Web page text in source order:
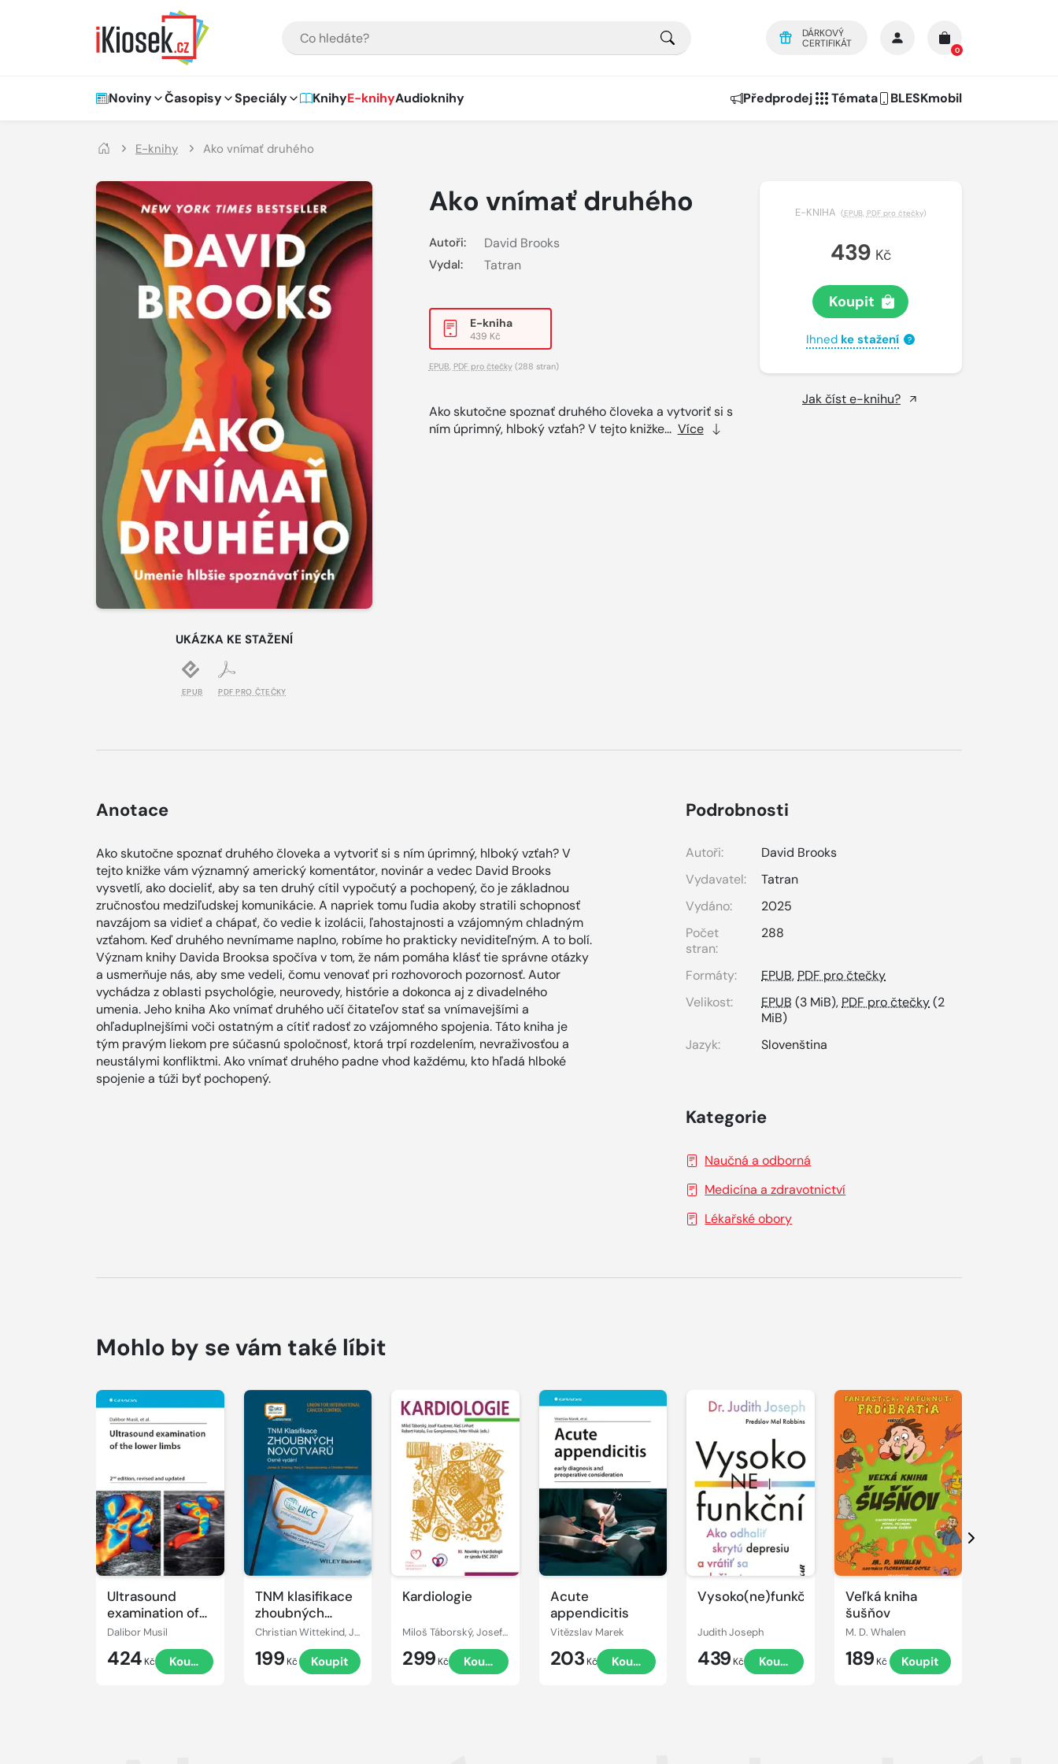
DÁRKOVÝ
CERTIFIKÁT
0
Hlavní navigace
Noviny Časopisy Speciály KnihyE-knihyAudioknihy Předprodej Témata BLESKmobil
E-knihy Ako vnímať druhého
UKÁZKA KE STAŽENÍ
EPUB PDF PRO ČTEČKY
Ako vnímať druhého
Autoři: David Brooks
Vydal: Tatran
E-kniha
439 Kč
EPUB PDF pro čtečky(288 stran)
Ako skutočne spoznať druhého človeka a vytvoriť si s
ním úprimný, hlboký vzťah? V tejto knižke... Více
E-KNIHA (EPUB, PDF pro čtečky)
439 Kč
Koupit
Ihned ke stažení ?
Jak číst e-knihu?
Anotace
Ako skutočne spoznať druhého človeka a vytvoriť si s ním úprimný, hlboký vzťah? V
tejto knižke vám významný americký komentátor, novinár a vedec David Brooks
vysvetlí, ako docieliť, aby sa ten druhý cítil vypočutý a pochopený, čo je základnou
zručnosťou medziľudskej komunikácie. A napriek tomu ľudia akoby stratili schopnosť
navzájom sa vidieť a chápať, čo vedie k izolácii, ľahostajnosti a vzájomným chladným
vzťahom. Keď druhého nevnímame naplno, robíme ho prakticky neviditeľným. A to bolí.
Význam knihy Davida Brooksa spočíva v tom, že nám pomáha klásť tie správne otázky
a usmerňuje nás, aby sme vedeli, čomu venovať pri rozhovoroch pozornosť. Autor
vychádza z oblasti psychológie, neurovedy, histórie a dokonca aj z divadelného
umenia. Jeho kniha Ako vnímať druhého učí čitateľov stať sa vnímavejšími a
ohľaduplnejšími voči ostatným a cítiť radosť zo vzájomného spojenia. Táto kniha je
tým pravým liekom pre súčasnú spoločnosť, ktorá trpí rozdelením, nevraživosťou a
neustálymi konfliktmi. Ako vnímať druhého padne vhod každému, kto hľadá hlboké
spojenie a túži byť pochopený.
Podrobnosti
Autoři:
David Brooks
Vydavatel:
Tatran
Vydáno:
2025
Počet
stran:
288
Formáty: EPUB,PDF pro čtečky
Velikost:
EPUB (3 MiB),PDF pro čtečky(2
MiB)
Jazyk:
Slovenština
Kategorie
Naučná a odborná
Medicína a zdravotnictví
Lékařské obory
Mohlo by se vám také líbit
Ultrasound
examination of
the lower limbs
Dalibor Musil
424 Kč Koupit
TNM klasifikace
zhoubných
novotvarů
Christian Wittekind, James D. Brierley, Mary K. Gospodarowicz
199 Kč Koupit
Kardiologie
Miloš Táborský, Josef Kautzner, Aleš Linhart
299 Kč Koupit
Acute
appendicitis
Vitězslav Marek
203 Kč Koupit
Vysoko(ne)funkční
Judith Joseph
439 Kč Koupit
Veľká kniha
šušňov
M. D. Whalen
189 Kč Koupit
Další